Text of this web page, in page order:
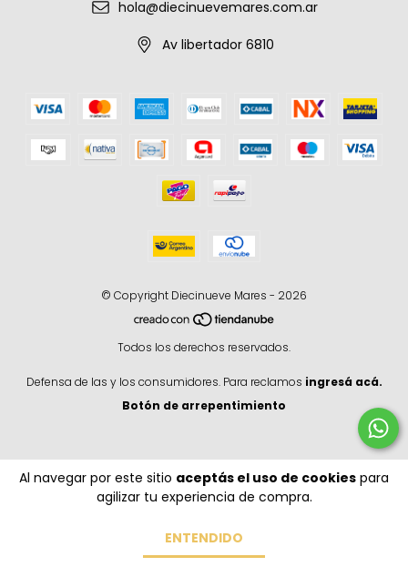
Al navegar por este sitio aceptás el uso de cookies para
agilizar tu experiencia de compra.
ENTENDIDO
hola@diecinuevemares.com.ar
Av libertador 6810
© Copyright Diecinueve Mares - 2026
Todos los derechos reservados.
Defensa de las y los consumidores. Para reclamos ingresá acá.
Botón de arrepentimiento